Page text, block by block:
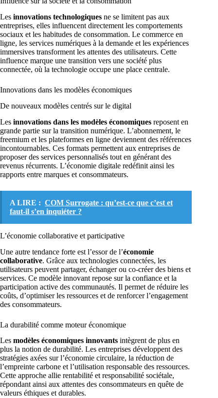
Les innovations technologiques ne se limitent pas aux
entreprises, elles influencent directement les comportements
sociaux et les habitudes de consommation. Le commerce en
ligne, les services numériques à la demande et les expériences
immersives transforment les attentes des utilisateurs. Cette
influence marque une transition vers une société plus
connectée, où la technologie occupe une place centrale.
Innovations dans les modèles économiques
De nouveaux modèles centrés sur le digital
Les innovations dans les modèles économiques reposent en
grande partie sur la transition numérique. L’abonnement, le
freemium et les plateformes en ligne deviennent des références
incontournables. Ces formats permettent aux entreprises de
proposer des services personnalisés tout en générant des
revenus récurrents. L’économie digitale redéfinit ainsi les
rapports entre marques et consommateurs.
A LIRE : COM Surrogate : qu’est-ce que c’est et
faut-il s’en inquiéter ?
L’économie collaborative et participative
Une autre tendance forte est l’essor de l’économie
collaborative. Grâce aux technologies connectées, les
utilisateurs peuvent partager, échanger ou co-créer des biens et
services. Ce modèle innovant repose sur la confiance et la
participation active des communautés. Il permet de réduire les
coûts, d’optimiser les ressources et de renforcer l’engagement
des consommateurs.
La durabilité comme moteur économique
Les modèles économiques innovants intègrent de plus en
plus la notion de durabilité. Les entreprises développent des
stratégies axées sur l’économie circulaire, la réduction de
l’empreinte carbone et l’utilisation responsable des ressources.
Cette approche allie rentabilité et responsabilité sociétale,
répondant ainsi aux attentes des consommateurs en quête de
valeurs éthiques et durables.